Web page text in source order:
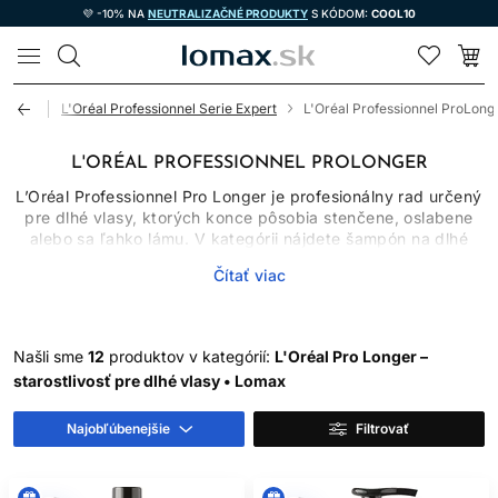
💜 -10% NA NEUTRALIZAČNÉ PRODUKTY S KÓDOM: COOL10
LOMAX
L'Oréal Professionnel Serie Expert L'Oréal Professionnel
L'ORÉAL PROFESSIONNEL PROLONGER
L’Oréal Professionnel Pro Longer je profesionálny rad určený
pre dlhé vlasy, ktorých konce pôsobia stenčene, oslabene
alebo sa ľahko lámu. V kategórii nájdete šampón na dlhé
termoochranný krém. Jednotlivé produkty majú rozdielnu
PRE KOHO JE RAD PRO
LONGER VHODNÝ
chcete zachovať dĺžku, no konce sa štiepia, pôsobia redšie
Čítať viac
Našli sme 12 produktov v kategórií: L'Oréal Pro Longer –
starostlivosť pre dlhé vlasy • Lomax
Najobľúbenejšie Filtrovať